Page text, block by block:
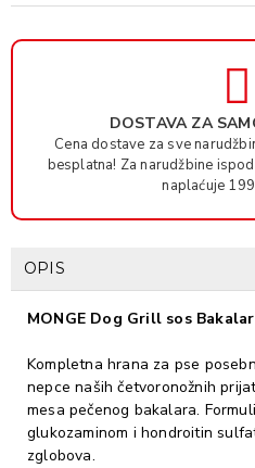
DOSTAVA ZA
Cena dostave za sve
besplatna! Za narudžbine
naplaćuje
OPIS
MONGE Dog Grill sos
Kompletna hrana za pse
nepce naših četvoronožnih
mesa pečenog bakalara.
glukozaminom i hondroitin
zglobova.